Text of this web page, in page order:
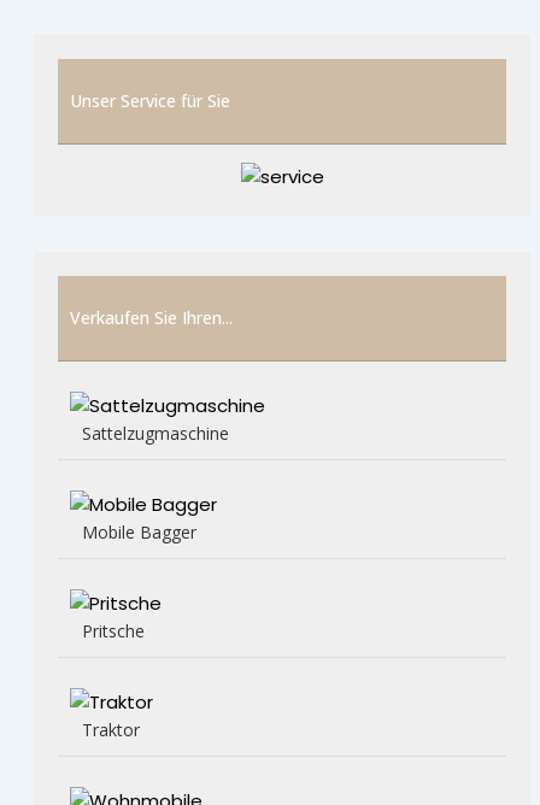
Unser Service für Sie
Verkaufen Sie Ihren...
Sattelzugmaschine
Mobile Bagger
Pritsche
Traktor